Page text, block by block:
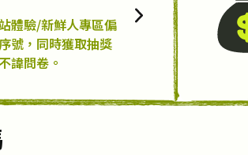
體驗/新鮮人專區偏
號，同時獲取抽獎
諱問卷。